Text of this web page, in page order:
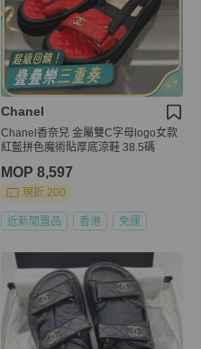
Chanel
Chanel香奈兒 金屬雙C字母logo女款
紅藍拼色魔術貼厚底涼鞋 38.5碼
MOP 8,597
現折 200
近新閒置品 香港 免運